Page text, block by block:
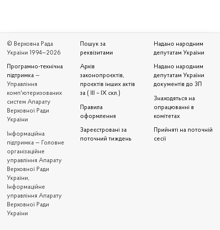
© Верховна Рада
України 1994—2026
Програмно-технічна
підтримка —
Управління
комп'ютеризованих
систем Апарату
Верховної Ради
України
Iнформаційна
підтримка — Головне
організаційне
управління Апарату
Верховної Ради
України,
Інформаційне
управління Апарату
Верховної Ради
України
Пошук за
реквізитами
Архів
законопроєктів,
проєктів інших актів
за ( III – IX скл.)
Правила
оформлення
Зареєстровані за
поточний тиждень
Надано народним
депутатам України
Надано народним
депутатам України
документів до ЗП
Знаходяться на
опрацюванні в
комітетах
Прийняті на поточній
сесії